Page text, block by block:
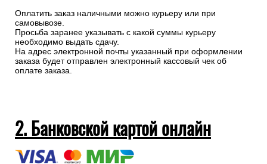
Оплатить заказ наличными можно курьеру или при
самовывозе.
Просьба заранее указывать с какой суммы курьеру
необходимо выдать сдачу.
На адрес электронной почты указанный при оформлении
заказа будет отправлен электронный кассовый чек об
оплате заказа.
2. Банковской картой онлайн